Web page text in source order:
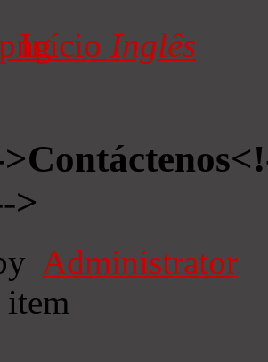
Início Inglês
>
Administrator
item